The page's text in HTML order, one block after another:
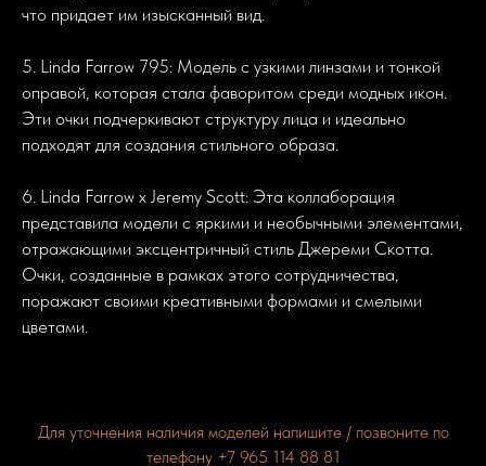
что придает им изысканный вид.
5. Linda Farrow 795: Модель с узкими линзами и тонкой
оправой, которая стала фаворитом среди модных икон.
Эти очки подчеркивают структуру лица и идеально
подходят для создания стильного образа.
6. Linda Farrow x Jeremy Scott: Эта коллаборация
представила модели с яркими и необычными элементами,
отражающими эксцентричный стиль Джереми Скотта.
Очки, созданные в рамках этого сотрудничества,
поражают своими креативными формами и смелыми
цветами.
Для уточнения наличия моделей напишите / позвоните по
телефону +7 965 114 88 81